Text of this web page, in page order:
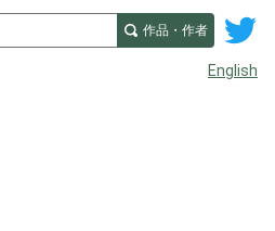
作品・作者
English